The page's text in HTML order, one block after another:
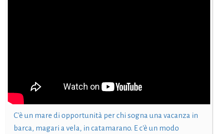
C'è un mare di opportunità per chi sogna una vacanza in
barca, magari a vela, in catamarano. E c'è un modo